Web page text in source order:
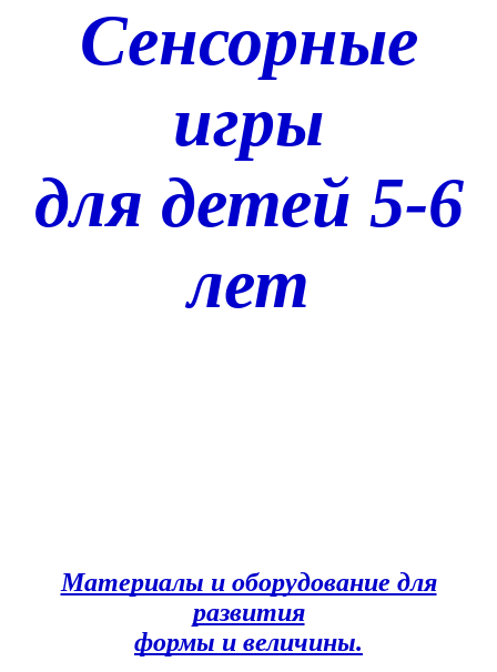
Сенсорные
игры
для детей 5-6
лет
Материалы и оборудование для
развития
формы и величины.